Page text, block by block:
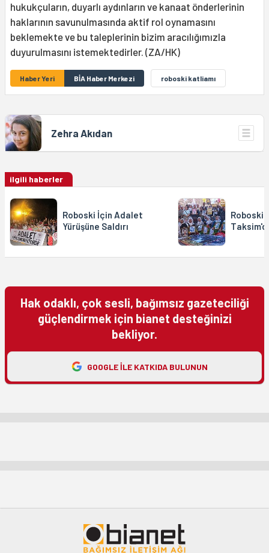
hukukçuların, duyarlı aydınların ve kanaat önderlerinin
haklarının savunulmasında aktif rol oynamasını
beklemekte ve bu taleplerinin bizim aracılığımızla
duyurulmasını istemektedirler. (ZA/HK)
Haber Yeri BİA Haber Merkezi roboski katliamı
Zehra Akıdan
ilgili haberler
Roboski İçin Adalet
Yürüşüne Saldırı
Roboski
Hak odaklı, çok sesli, bağımsız gazeteciliği
güçlendirmek için bianet desteğinizi
bekliyor.
GOOGLE ILE KATKIDA BULUNUN